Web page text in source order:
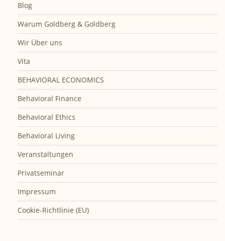
Blog
Warum Goldberg & Goldberg
Wir Über uns
Vita
BEHAVIORAL ECONOMICS
Behavioral Finance
Behavioral Ethics
Behavioral Living
Veranstaltungen
Privatseminar
Impressum
Cookie-Richtlinie (EU)